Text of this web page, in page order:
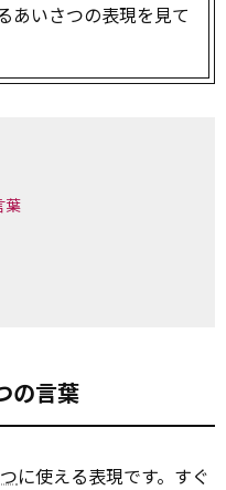
あいさつの表現を見て
葉
の言葉
に使える表現です。すぐ